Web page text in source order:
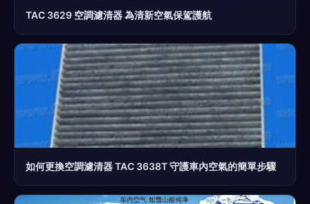
TAC 3629 空調濾清器 為清新空氣保駕護航
如何更換空調濾清器 TAC 3638T 守護車內空氣的簡單步驟